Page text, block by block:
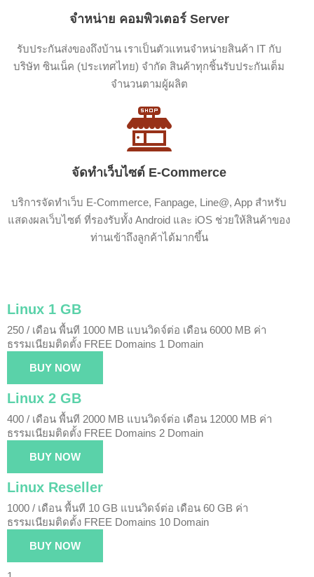
จำหน่าย คอมพิวเตอร์ Server
รับประกันส่งของถึงบ้าน เราเป็นตัวแทนจำหน่ายสินค้า IT กับ
บริษัท ซินเน็ค (ประเทศไทย) จำกัด สินค้าทุกชิ้นรับประกันเต็ม
จำนวนตามผู้ผลิต
จัดทำเว็บไซต์ E-Commerce
บริการจัดทำเว็บ E-Commerce, Fanpage, Line@, App สำหรับ
แสดงผลเว็บไซต์ ที่รองรับทั้ง Android และ iOS ช่วยให้สินค้าของ
ท่านเข้าถึงลูกค้าได้มากขึ้น
Linux 1 GB
250 / เดือน พื้นที 1000 MB แบนวิดจ์ต่อ เดือน 6000 MB ค่า
ธรรมเนียมติดตั้ง FREE Domains 1 Domain
BUY NOW
Linux 2 GB
400 / เดือน พื้นที 2000 MB แบนวิดจ์ต่อ เดือน 12000 MB ค่า
ธรรมเนียมติดตั้ง FREE Domains 2 Domain
BUY NOW
Linux Reseller
1000 / เดือน พื้นที 10 GB แบนวิดจ์ต่อ เดือน 60 GB ค่า
ธรรมเนียมติดตั้ง FREE Domains 10 Domain
BUY NOW